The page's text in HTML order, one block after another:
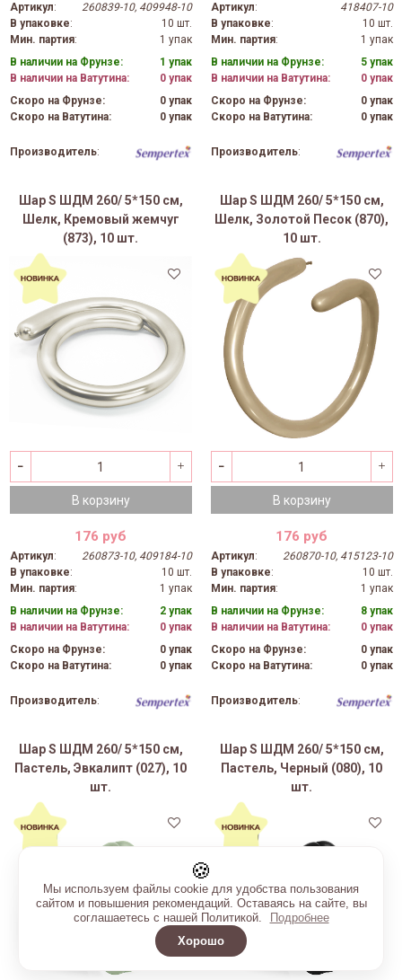
Артикул:
260839-10, 409948-10
В упаковке:
10 шт.
Мин. партия:
1 упак
В наличии на Фрунзе:
1 упак
В наличии на Ватутина:
0 упак
Скоро на Фрунзе:
0 упак
Скоро на Ватутина:
0 упак
Производитель:
Артикул:
418407-10
В упаковке:
10 шт.
Мин. партия:
1 упак
В наличии на Фрунзе:
5 упак
В наличии на Ватутина:
0 упак
Скоро на Фрунзе:
0 упак
Скоро на Ватутина:
0 упак
Производитель:
Шар S ШДМ 260/ 5*150 см,
Шелк, Кремовый жемчуг
(873), 10 шт.
В корзину
176 руб
Артикул:
260873-10, 409184-10
В упаковке:
10 шт.
Мин. партия:
1 упак
В наличии на Фрунзе:
2 упак
В наличии на Ватутина:
0 упак
Скоро на Фрунзе:
0 упак
Скоро на Ватутина:
0 упак
Производитель:
Шар S ШДМ 260/ 5*150 см,
Шелк, Золотой Песок (870),
10 шт.
В корзину
176 руб
Артикул:
260870-10, 415123-10
В упаковке:
10 шт.
Мин. партия:
1 упак
В наличии на Фрунзе:
8 упак
В наличии на Ватутина:
0 упак
Скоро на Фрунзе:
0 упак
Скоро на Ватутина:
0 упак
Производитель:
Шар S ШДМ 260/ 5*150 см,
Пастель, Эвкалипт (027), 10
шт.
Шар S ШДМ 260/ 5*150 см,
Пастель, Черный (080), 10
шт.
🍪
Мы используем файлы cookie для удобства пользования
сайтом и повышения рекомендаций. Оставаясь на сайте, вы
соглашаетесь с нашей Политикой.
Подробнее
Хорошо